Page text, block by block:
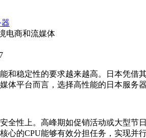
电商和流媒体
稳定性的要求越来越高。日本凭借
平台而言，选择高性能的日本服务
性上。高峰期如促销活动或大型节
心的CPU能够有效分担任务，实现